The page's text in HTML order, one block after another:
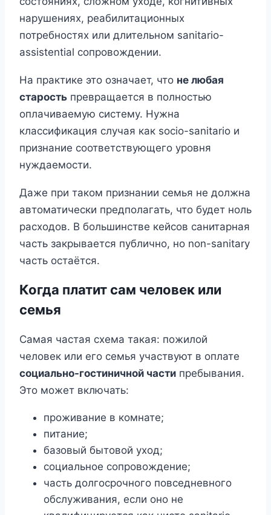
нарушениях, реабилитационных
потребностях или длительном sanitario-
assistential сопровождении.
На практике это означает, что не любая
старость превращается в полностью
оплачиваемую систему. Нужна
классификация случая как socio-sanitario и
признание соответствующего уровня
нуждаемости.
Даже при таком признании семья не должна
автоматически предполагать, что будет ноль
расходов. В большинстве кейсов санитарная
часть закрывается публично, но non-sanitary
часть остаётся.
Когда платит сам человек или
семья
Самая частая схема такая: пожилой
человек или его семья участвуют в оплате
социально-гостиничной части пребывания.
Это может включать:
проживание в комнате;
питание;
базовый бытовой уход;
социальное сопровождение;
часть долгосрочного повседневного
обслуживания, если оно не